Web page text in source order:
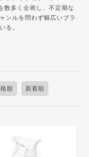
数多く企画し、不定期な
ンルを問わず幅広いブラ
る。
順 新着順